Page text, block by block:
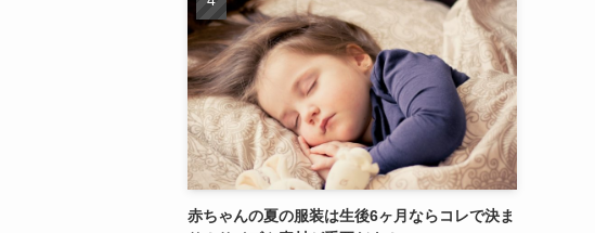
赤ちゃんの夏の服装は生後6ヶ月ならコレで決ま